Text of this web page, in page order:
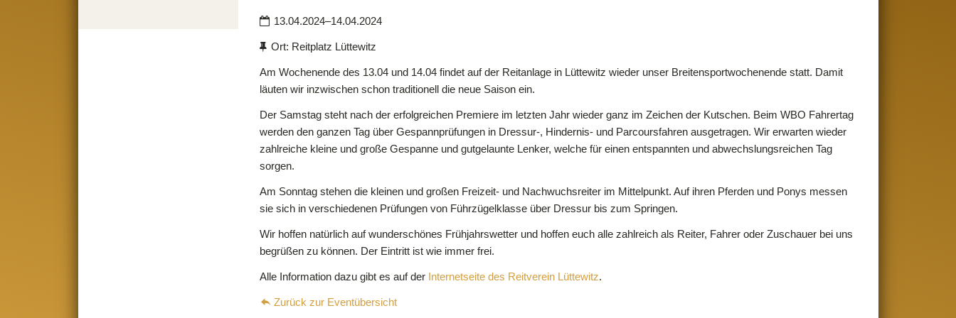
13.04.2024–14.04.2024
Ort: Reitplatz Lüttewitz
Am Wochenende des 13.04 und 14.04 findet auf der Reitanlage in Lüttewitz wieder unser Breitensportwochenende statt. Damit
läuten wir inzwischen schon traditionell die neue Saison ein.
Der Samstag steht nach der erfolgreichen Premiere im letzten Jahr wieder ganz im Zeichen der Kutschen. Beim WBO Fahrertag
werden den ganzen Tag über Gespannprüfungen in Dressur-, Hindernis- und Parcoursfahren ausgetragen. Wir erwarten wieder
zahlreiche kleine und große Gespanne und gutgelaunte Lenker, welche für einen entspannten und abwechslungsreichen Tag
sorgen.
Am Sonntag stehen die kleinen und großen Freizeit- und Nachwuchsreiter im Mittelpunkt. Auf ihren Pferden und Ponys messen
sie sich in verschiedenen Prüfungen von Führzügelklasse über Dressur bis zum Springen.
Wir hoffen natürlich auf wunderschönes Frühjahrswetter und hoffen euch alle zahlreich als Reiter, Fahrer oder Zuschauer bei uns
begrüßen zu können. Der Eintritt ist wie immer frei.
Alle Information dazu gibt es auf der Internetseite des Reitverein Lüttewitz.
Zurück zur Eventübersicht